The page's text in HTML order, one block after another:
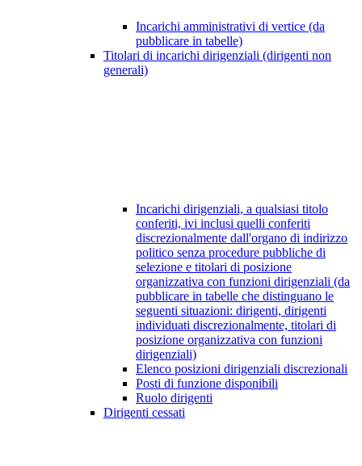
Incarichi amministrativi di vertice (da
pubblicare in tabelle)
Titolari di incarichi dirigenziali (dirigenti non
generali)
Incarichi dirigenziali, a qualsiasi titolo
conferiti, ivi inclusi quelli conferiti
discrezionalmente dall'organo di indirizzo
politico senza procedure pubbliche di
selezione e titolari di posizione
organizzativa con funzioni dirigenziali (da
pubblicare in tabelle che distinguano le
seguenti situazioni: dirigenti, dirigenti
individuati discrezionalmente, titolari di
posizione organizzativa con funzioni
dirigenziali)
Elenco posizioni dirigenziali discrezionali
Posti di funzione disponibili
Ruolo dirigenti
Dirigenti cessati